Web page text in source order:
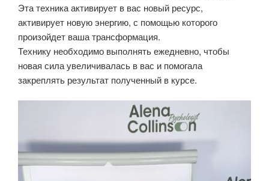
Эта техника активирует в вас новый ресурс,
активирует новую энергию, с помощью которого
произойдет ваша трансформация.
Технику необходимо выполнять ежедневно, чтобы
новая сила увеличивалась в вас и помогала
закреплять результат полученный в курсе.